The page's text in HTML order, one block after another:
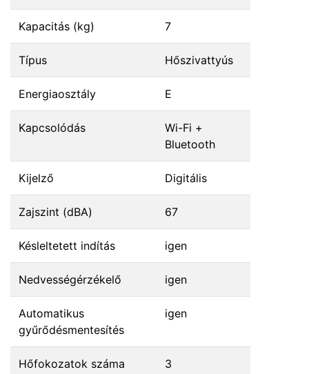
Kapacitás (kg) 7
Típus Hőszivattyús
Energiaosztály E
Kapcsolódás
Wi-Fi +
Bluetooth
Kijelző Digitális
Zajszint (dBA) 67
Késleltetett indítás igen
Nedvességérzékelő igen
Automatikus
gyűrődésmentesítés
igen
Hőfokozatok száma 3